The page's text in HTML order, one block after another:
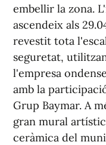
embellir la zona.
ascendeix als
revestit tota
seguretat,
l'empresa
amb la
Grup Baymar. A
gran mural
ceràmica del